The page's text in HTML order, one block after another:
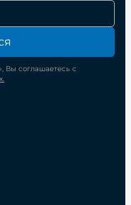
Вы соглашаетесь с